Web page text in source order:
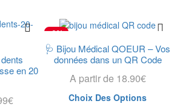
en 20
€
-6%
🩺 Bijou Médical QOEUR – Vos
données dans un QR Code
A partir de 18.90€
Choix Des Options